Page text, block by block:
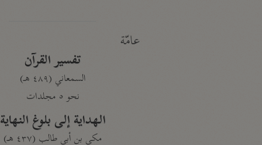
عامّة
تفسير القرآن
السمعاني (٤٨٩ هـ)
نحو ٥ مجلدات
الهداية إلى بلوغ النهاية
مكي بن أبي طالب (٤٣٧ هـ)